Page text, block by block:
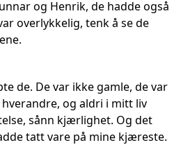
og Henrik, de hadde også
overlykkelig, tenk å se de
de. De var ikke gamle, de var
og aldri i mitt liv
sånn kjærlighet. Og det
tatt vare på mine kjæreste.